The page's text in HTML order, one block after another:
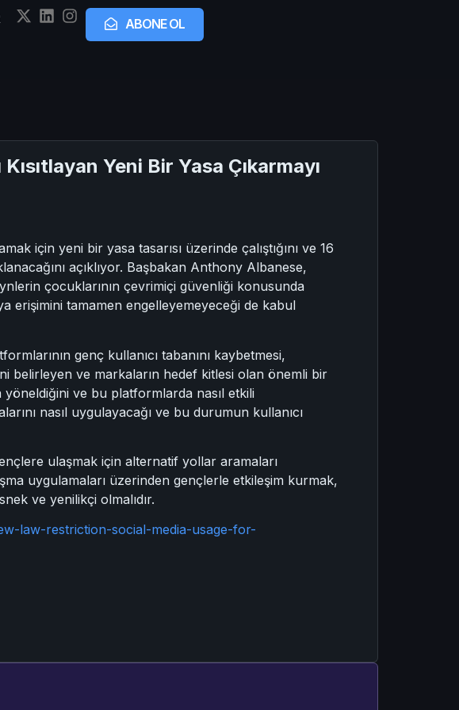
ABONE OL
Yeni Bir Yasa Çıkarmayı
için yeni bir yasa tasarısı üzerinde çalıştığını ve 16
açıklıyor. Başbakan Anthony Albanese,
çocuklarının çevrimiçi güvenliği konusunda
erişimini tamamen engelleyemeyeceği de kabul
genç kullanıcı tabanını kaybetmesi,
belirleyen ve markaların hedef kitlesi olan önemli bir
ve bu platformlarda nasıl etkili
nasıl uygulayacağı ve bu durumun kullanıcı
ulaşmak için alternatif yollar aramaları
uygulamaları üzerinden gençlerle etkileşim kurmak,
ve yenilikçi olmalıdır.
law-restriction-social-media-usage-for-